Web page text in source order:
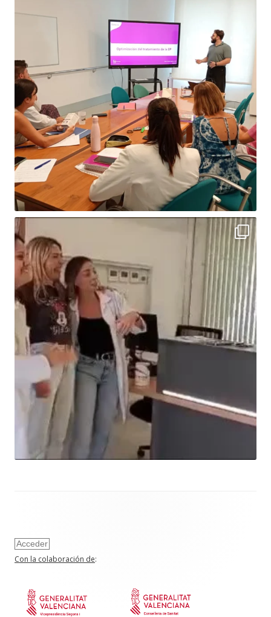
Acceder
Con la colaboración de: